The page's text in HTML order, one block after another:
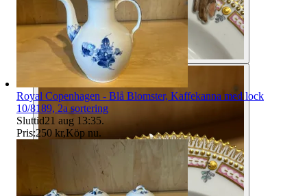
Royal Copenhagen - Blå Blomster, Kaffekanna med lock
10/8189, 2a sortering
Sluttid21 aug 13:35.
Pris:250 kr,Köp nu.